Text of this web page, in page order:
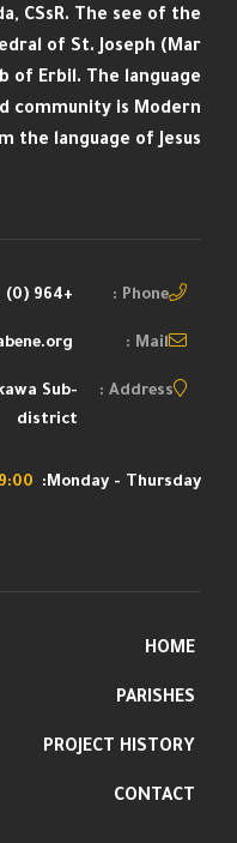
CSsR. The see of the
of St. Joseph (Mar
of Erbil. The language
community is Modern
the language of Jesus.
Phone :
+964 (0) 751 230 9873
Mail :
Address :
Sub-
district
Monday - Thursday:
9:00 am - 12:00 pm
HOME
PARISHES
PROJECT HISTORY
CONTACT